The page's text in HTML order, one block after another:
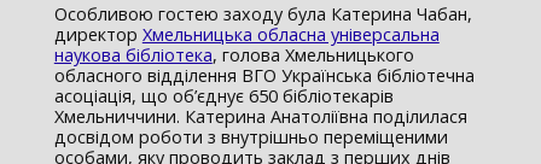
Особливою гостею заходу була Катерина Чабан,
директор Хмельницька обласна універсальна
наукова бібліотека, голова Хмельницького
обласного відділення ВГО Українська бібліотечна
асоціація, що об’єднує 650 бібліотекарів
Хмельниччини. Катерина Анатоліївна поділилася
досвідом роботи з внутрішньо переміщеними
особами, яку проводить заклад з перших днів